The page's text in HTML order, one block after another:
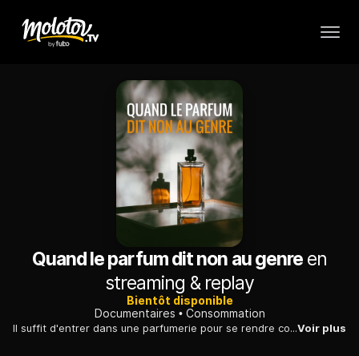
Quand le parfum dit non au genre en
streaming & replay
Bientôt disponible
Documentaires
Consommation
Il suffit d'entrer dans une parfumerie pour se rendre compte que le marketing des parfums est genré. Pourtant aujourd'hui, certaines marques optent pour des parfums moins régis par le genre.Voir plus